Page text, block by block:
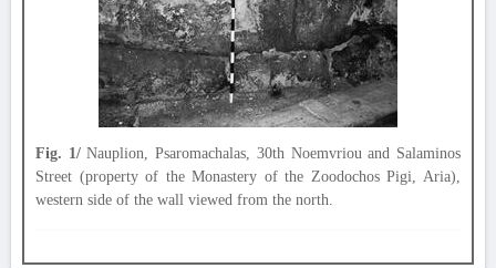
Fig. 1/Nauplion, Psaromachalas, 30th Noemvriou and Salaminos
Street (property of the Monastery of the Zoodochos Pigi, Aria),
western side of the wall viewed from the north.